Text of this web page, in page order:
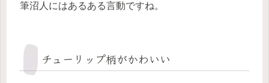
筆沼人にはあるある言動ですね。
チューリップ柄がかわいい